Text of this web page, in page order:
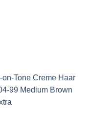
Tone Creme Haar
99 Medium Brown